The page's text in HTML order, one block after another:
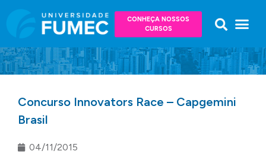
CONHEÇA NOSSOS
CURSOS
Concurso Innovators Race – Capgemini
Brasil
04/11/2015